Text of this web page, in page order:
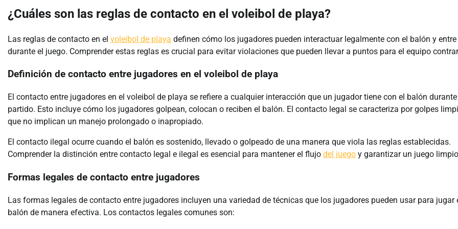
¿Cuáles son las reglas de contacto en el voleibol de playa?
Las reglas de contacto en el voleibol de playa definen cómo los jugadores pueden interactuar legalmente con el balón y
durante el juego. Comprender estas reglas es crucial para evitar violaciones que pueden llevar a puntos para el equipo
Definición de contacto entre jugadores en el voleibol de playa
El contacto entre jugadores en el voleibol de playa se refiere a cualquier interacción que un jugador tiene con el balón
partido. Esto incluye cómo los jugadores golpean, colocan o reciben el balón. El contacto legal se caracteriza por golpes
que no implican un manejo prolongado o inapropiado.
El contacto ilegal ocurre cuando el balón es sostenido, llevado o golpeado de una manera que viola las reglas establecidas.
Comprender la distinción entre contacto legal e ilegal es esencial para mantener el flujo del juego y garantizar un juego
Formas legales de contacto entre jugadores
Las formas legales de contacto entre jugadores incluyen una variedad de técnicas que los jugadores pueden usar para jugar
balón de manera efectiva. Los contactos legales comunes son: